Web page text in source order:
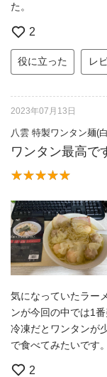
た。
2
役に立った レ
2023年07月13日
八雲 特製ワンタン麺(
ワンタン最高で
気になっていたラー
ンが今回の中では1
冷凍だとワンタンが
で食べてみたいです。
2